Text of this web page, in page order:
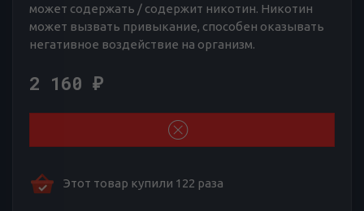
может содержать / содержит никотин. Никотин
может вызвать привыкание, способен оказывать
негативное воздействие на организм.
2 160 ₽
Этот товар купили 122 раза